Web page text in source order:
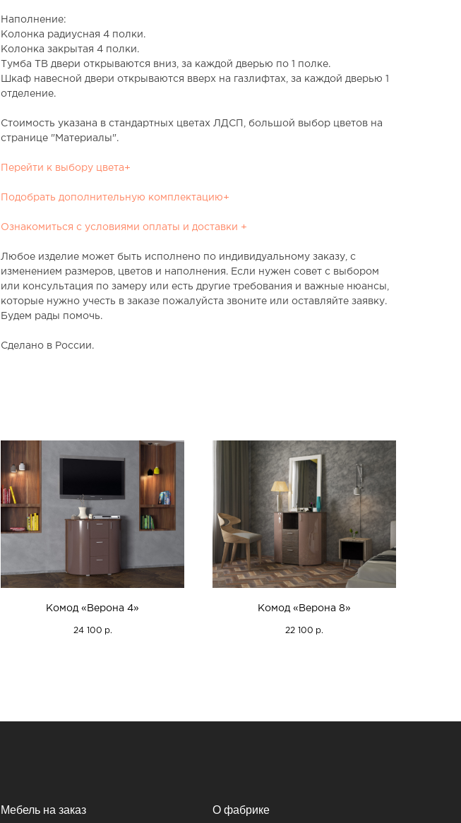
Наполнение:
Колонка радиусная 4 полки.
Колонка закрытая 4 полки.
Тумба ТВ двери открываются вниз, за каждой дверью по 1 полке.
Шкаф навесной двери открываются вверх на газлифтах, за каждой дверью 1
отделение.
Стоимость указана в стандартных цветах ЛДСП, большой выбор цветов на
странице "Материалы".
Перейти к выбору цвета+
Подобрать дополнительную комплектацию+
Ознакомиться с условиями оплаты и доставки +
Любое изделие может быть исполнено по индивидуальному заказу, с
изменением размеров, цветов и наполнения. Если нужен совет с выбором
или консультация по замеру или есть другие требования и важные нюансы,
которые нужно учесть в заказе пожалуйста звоните или оставляйте заявку.
Будем рады помочь.
Сделано в России.
Комод «Верона 4»
24 100 р.
Комод «Верона 8»
22 100 р.
Мебель на заказ О фабрике